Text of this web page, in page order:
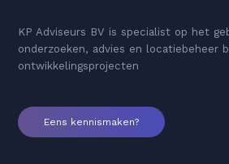
KP Adviseurs BV is specialist op het
onderzoeken, advies en locatiebeheer
ontwikkelingsprojecten
Eens kennismaken?